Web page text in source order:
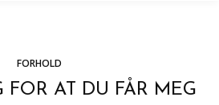
FORHOLD
FOR AT DU FÅR MEG